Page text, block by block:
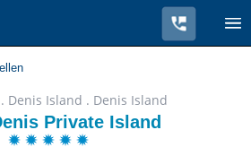
Denis Island . Denis Island
Private Island